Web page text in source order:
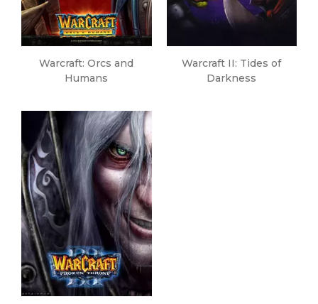
Warcraft: Orcs and
Humans
Warcraft II: Tides of
Darkness